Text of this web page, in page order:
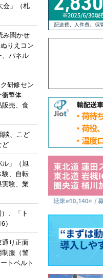
会」（札
み聞かせ
りえコン
、パネル
研修セン
撃体
売、食
談、こど
ど
ル」（旭
験、自転
験、業
、「ト
通り正面
制服（警
トベルト